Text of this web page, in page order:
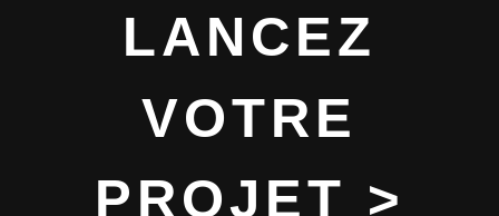
LANCEZ
VOTRE
PROJET >